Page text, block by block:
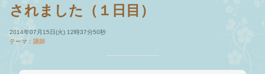
されました（１日目）
2014年07月15日(火) 12時37分50秒
テーマ： 講師